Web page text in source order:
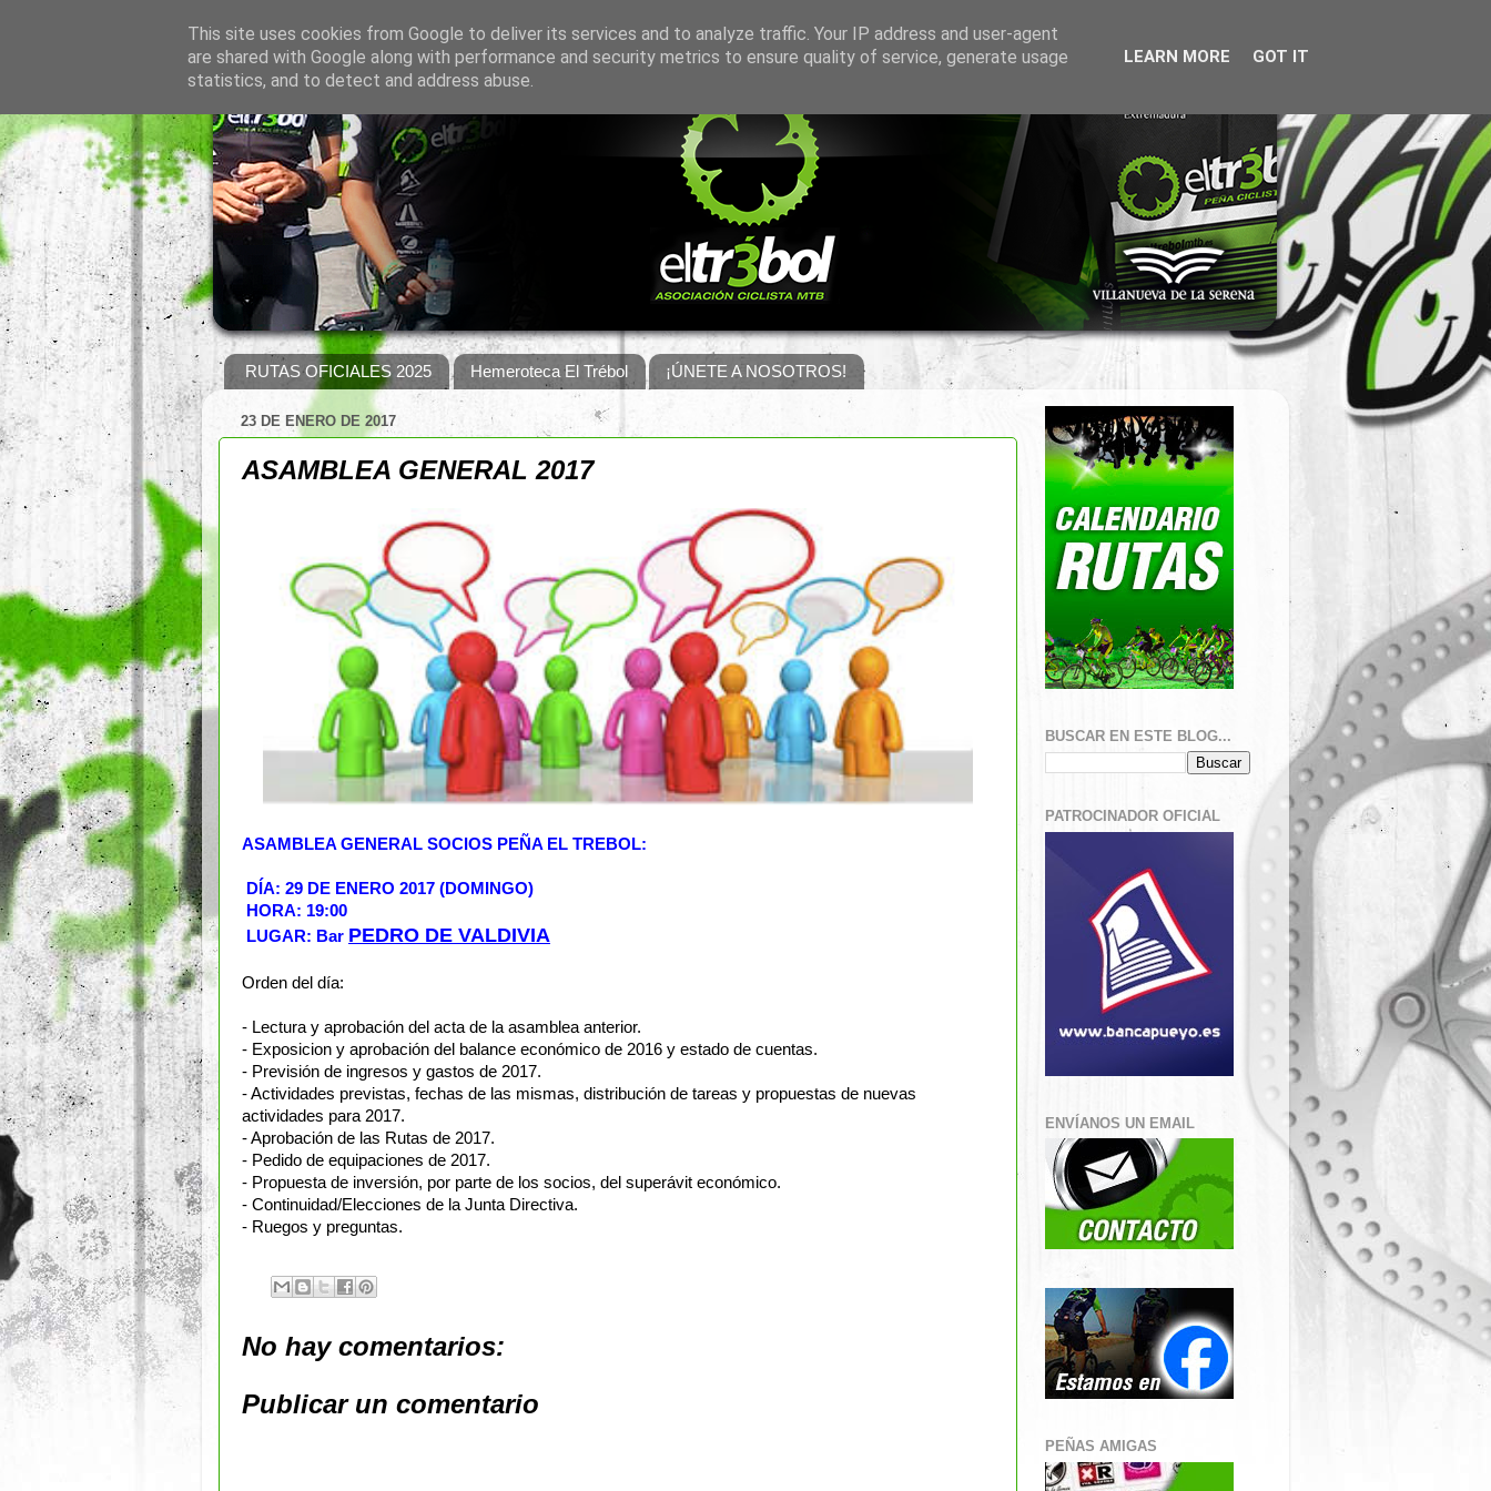
RUTAS OFICIALES 2025 Hemeroteca El Trébol ¡ÚNETE A NOSOTROS!
23 DE ENERO DE 2017
ASAMBLEA GENERAL 2017
ASAMBLEA GENERAL SOCIOS PEÑA EL TREBOL:
DÍA: 29 DE ENERO 2017 (DOMINGO)
HORA: 19:00
LUGAR: Bar PEDRO DE VALDIVIA
Orden del día:
- Lectura y aprobación del acta de la asamblea anterior.
- Exposicion y aprobación del balance económico de 2016 y estado de cuentas.
- Previsión de ingresos y gastos de 2017.
- Actividades previstas, fechas de las mismas, distribución de tareas y propuestas de nuevas
actividades para 2017.
- Aprobación de las Rutas de 2017.
- Pedido de equipaciones de 2017.
- Propuesta de inversión, por parte de los socios, del superávit económico.
- Continuidad/Elecciones de la Junta Directiva.
- Ruegos y preguntas.
No hay comentarios:
Publicar un comentario
BUSCAR EN ESTE BLOG...
PATROCINADOR OFICIAL
ENVÍANOS UN EMAIL
PEÑAS AMIGAS
This site uses cookies from Google to deliver its services and to analyze traffic. Your IP address and user-agent
are shared with Google along with performance and security metrics to ensure quality of service, generate usage
statistics, and to detect and address abuse.
LEARN MORE GOT IT